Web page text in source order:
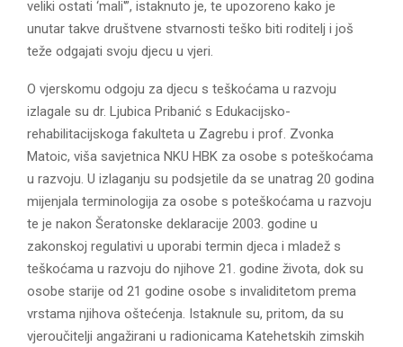
veliki ostati ‘mali'”, istaknuto je, te upozoreno kako je
unutar takve društvene stvarnosti teško biti roditelj i još
teže odgajati svoju djecu u vjeri.
O vjerskomu odgoju za djecu s teškoćama u razvoju
izlagale su dr. Ljubica Pribanić s Edukacijsko-
rehabilitacijskoga fakulteta u Zagrebu i prof. Zvonka
Matoic, viša savjetnica NKU HBK za osobe s poteškoćama
u razvoju. U izlaganju su podsjetile da se unatrag 20 godina
mijenjala terminologija za osobe s poteškoćama u razvoju
te je nakon Šeratonske deklaracije 2003. godine u
zakonskoj regulativi u uporabi termin djeca i mladež s
teškoćama u razvoju do njihove 21. godine života, dok su
osobe starije od 21 godine osobe s invaliditetom prema
vrstama njihova oštećenja. Istaknule su, pritom, da su
vjeroučitelji angažirani u radionicama Katehetskih zimskih